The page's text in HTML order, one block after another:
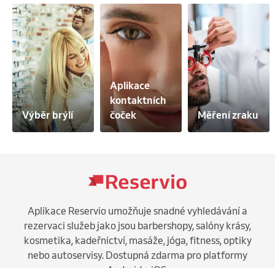
Výběr brýlí
Aplikace
kontaktních
čoček
Měření zraku
Aplikace Reservio umožňuje snadné vyhledávání a
rezervaci služeb jako jsou barbershopy, salóny krásy,
kosmetika, kadeřnictví, masáže, jóga, fitness, optiky
nebo autoservisy. Dostupná zdarma pro platformy